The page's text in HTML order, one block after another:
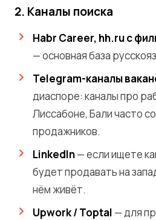
2. Каналы поиска
Habr Career, hh.ru с
— основная база
Telegram-каналы
диаспоре: каналы про
Лиссабоне, Бали часто
продажников.
LinkedIn— если ищете
будет продавать на
нём живёт.
Upwork / Toptal — для